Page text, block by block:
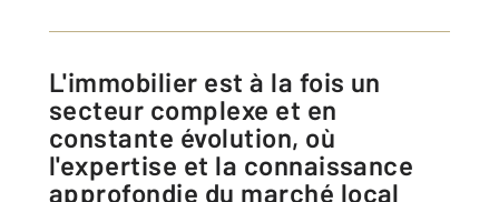
L'immobilier est à la fois un
secteur complexe et en
constante évolution, où
l'expertise et la connaissance
approfondie du marché local